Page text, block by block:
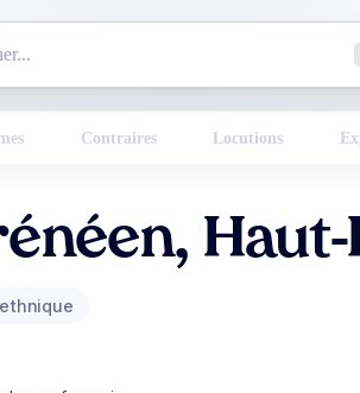
Contraires Locutions